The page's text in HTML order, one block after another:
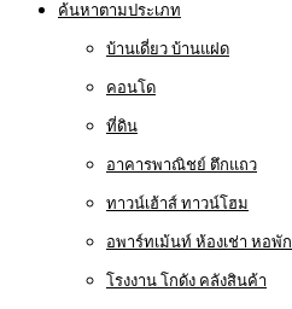
ค้นหาตามประเภท
บ้านเดี่ยว บ้านแฝด
คอนโด
ที่ดิน
อาคารพาณิชย์ ตึกแถว
ทาวน์เฮ้าส์ ทาวน์โฮม
อพาร์ทเม้นท์ ห้องเช่า หอพัก
โรงงาน โกดัง คลังสินค้า